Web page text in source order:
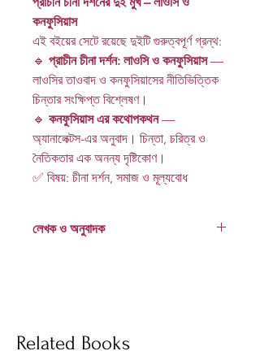
কনফুসিয়াস
এই বইয়ের সেটে রয়েছে দুইটি গুরুত্বপূর্ণ গ্রন্থ:
🔹 প্রাচীন চীনা দর্শন: লাওসি ও কনফুসিয়াস—
লাওসির তাওবাদ ও কনফুসিয়াসের নীতিভিত্তিক
চিন্তার সংক্ষিপ্ত বিশ্লেষণ।
🔹 কনফুসিয়াস এর কথোপকথন—
অ্যানালেক্টস-এর অনুবাদ। চিন্তা, চরিত্র ও
নৈতিকতার এক অনন্য দৃষ্টিকোণ।
✅ বিষয়: চীনা দর্শন, সমাজ ও মূল্যবোধ
লেখক ও অনুবাদক
Related Books